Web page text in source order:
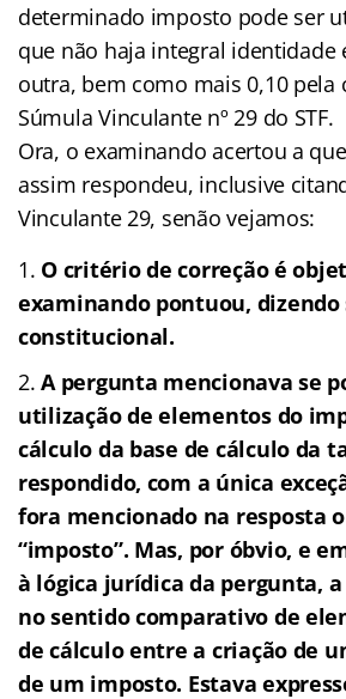
determinado imposto pode ser
que não haja integral identidade
outra, bem como mais 0,10 pela
Súmula Vinculante nº 29 do STF.
Ora, o examinando acertou a
assim respondeu, inclusive
Vinculante 29, senão vejamos:
O critério de correção é
examinando pontuou, dizendo
constitucional.
A pergunta mencionava se
utilização de elementos do
cálculo da base de cálculo da
respondido, com a única
fora mencionado na resposta
“imposto”. Mas, por óbvio, e
à lógica jurídica da pergunta,
no sentido comparativo de
de cálculo entre a criação de
de um imposto. Estava